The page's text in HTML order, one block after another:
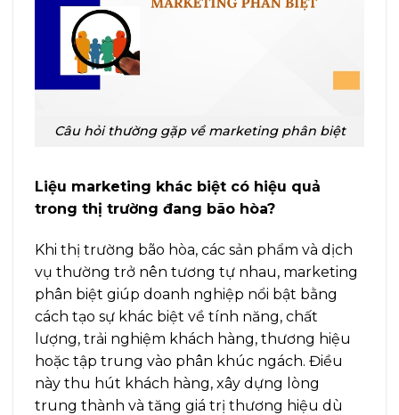
Câu hỏi thường gặp về marketing phân biệt
Liệu marketing khác biệt có hiệu quả
trong thị trường đang bão hòa?
Khi thị trường bão hòa, các sản phẩm và dịch
vụ thường trở nên tương tự nhau, marketing
phân biệt giúp doanh nghiệp nổi bật bằng
cách tạo sự khác biệt về tính năng, chất
lượng, trải nghiệm khách hàng, thương hiệu
hoặc tập trung vào phân khúc ngách. Điều
này thu hút khách hàng, xây dựng lòng
trung thành và tăng giá trị thương hiệu dù